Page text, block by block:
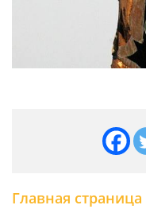
Главная страница